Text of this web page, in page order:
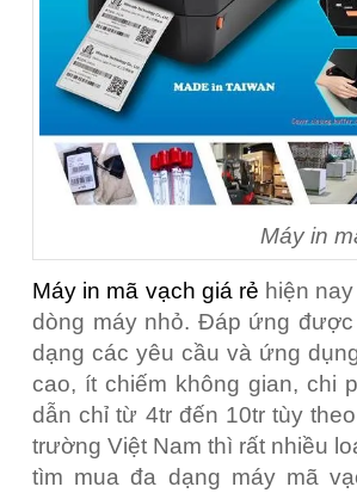
Máy in
Máy in mã vạch giá rẻ hiện
dòng máy nhỏ. Đáp ứng
dạng các yêu cầu và ứng
cao, ít chiếm không gian, chi
dẫn chỉ từ 4tr đến 10tr tùy
trường Việt Nam thì rất nhiều
tìm mua đa dạng máy mã